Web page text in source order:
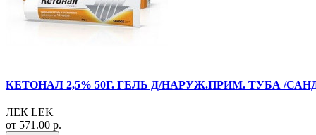
КЕТОНАЛ 2,5% 50Г. ГЕЛЬ Д/НАРУЖ.ПРИМ. ТУБА /
ЛЕК LEK
от 571.00 р.